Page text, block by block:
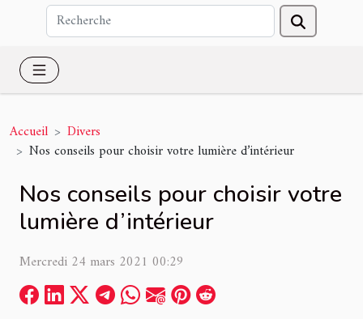
Accueil
Divers
Nos conseils pour choisir votre lumière d’intérieur
Nos conseils pour choisir votre
lumière d’intérieur
Mercredi 24 mars 2021 00:29